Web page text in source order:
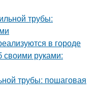
трубы:
в городе
своими руками:
трубы: пошаговая